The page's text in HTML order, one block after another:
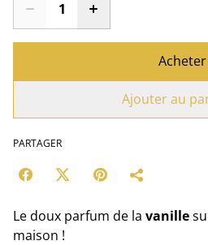
Acheter
Ajouter au
PARTAGER
Le doux parfum de la vanille
maison !